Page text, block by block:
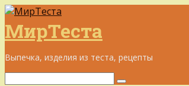
Перейти
к
контенту
МирТеста
Выпечка, изделия из теста, рецепты
Поиск: